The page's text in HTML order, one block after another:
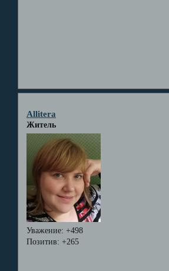
Allitera
Житель
Уважение: +498
Позитив: +265